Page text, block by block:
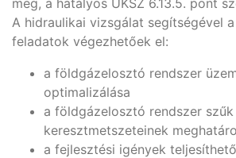
meg, a hatályos ÜKSZ 6.13.5. pont
A hidraulikai vizsgálat segítségével
feladatok végezhetőek el:
a földgázelosztó rendszer
optimalizálása
a földgázelosztó rendszer
keresztmetszeteinek
a fejlesztési igények